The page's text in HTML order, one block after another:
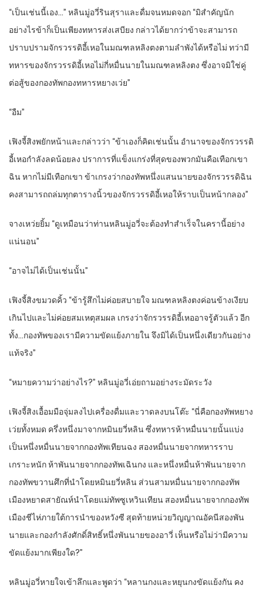
“เป็นเช่นนี้เอง…” หลินมู่อวี่รินสุราและดื่มจนหมดจอก “มิสำคัญนัก
อย่างไรข้าก็เป็นเพียงทหารส่งเสบียง กล่าวได้ยากว่าข้าจะสามารถ
ปราบปรามจักรวรรดิอี้เหอในมณฑลหลิงตงตามลำพังได้หรือไม่ ทว่ามี
ทหารของจักรวรรดิอี้เหอไม่กี่หมื่นนายในมณฑลหลิงตง ซึ่งอาจมิใช่คู่
ต่อสู้ของกองทัพกองทหารหยางเว่ย”
“อืม”
เฟิงจี้สิงพยักหน้าและกล่าวว่า “ข้าเองก็คิดเช่นนั้น อำนาจของจักรวรรดิ
อี้เหอกำลังลดน้อยลง ปราการที่แข็งแกร่งที่สุดของพวกมันคือเทือกเขา
ฉิน หากไม่มีเทือกเขา ข้าเกรงว่ากองทัพหนึ่งแสนนายของจักรวรรดิฉิน
คงสามารถถล่มทุกตารางนิ้วของจักรวรรดิอี้เหอให้ราบเป็นหน้ากลอง”
จางเหว่ยยิ้ม “ดูเหมือนว่าท่านหลินมู่อวี่จะต้องทำสำเร็จในครานี้อย่าง
แน่นอน”
“อาจไม่ได้เป็นเช่นนั้น”
เฟิงจี้สิงขมวดคิ้ว “ข้ารู้สึกไม่ค่อยสบายใจ มณฑลหลิงตงค่อนข้างเงียบ
เกินไปและไม่ค่อยสมเหตุสมผล เกรงว่าจักรวรรดิอี้เหออาจรู้ตัวแล้ว อีก
ทั้ง…กองทัพของเรามีความขัดแย้งภายใน จึงมิได้เป็นหนึ่งเดียวกันอย่าง
แท้จริง”
“หมายความว่าอย่างไร?” หลินมู่อวี่เอ่ยถามอย่างระมัดระวัง
เฟิงจี้สิงเอื้อมมือจุ่มลงไปเครื่องดื่มและวาดลงบนโต๊ะ “นี่คือกองทัพหยาง
เว่ยทั้งหมด ครึ่งหนึ่งมาจากหมินยวี่หลิน ซึ่งทหารห้าหมื่นนายนั้นแบ่ง
เป็นหนึ่งหมื่นนายจากกองทัพเทียนฉง สองหมื่นนายจากทหารราบ
เกราะหนัก ห้าพันนายจากกองทัพเฉินกง และหนึ่งหมื่นห้าพันนายจาก
กองทัพขวานศึกที่นำโดยหมินยวี่หลิน ส่วนสามหมื่นนายจากกองทัพ
เมืองหยาดสายัณห์นำโดยแม่ทัพซูเหวินเทียน สองหมื่นนายจากกองทัพ
เมืองชีไห่ภายใต้การนำของหวังซี สุดท้ายหน่วยวิญญาณอัคนีสองพัน
นายและกองกำลังศักดิ์สิทธิ์หนึ่งพันนายของอาวี่ เห็นหรือไม่ว่ามีความ
ขัดแย้งมากเพียงใด?”
หลินมู่อวี่หายใจเข้าลึกและพูดว่า “หลานกงและหยุนกงขัดแย้งกัน คง